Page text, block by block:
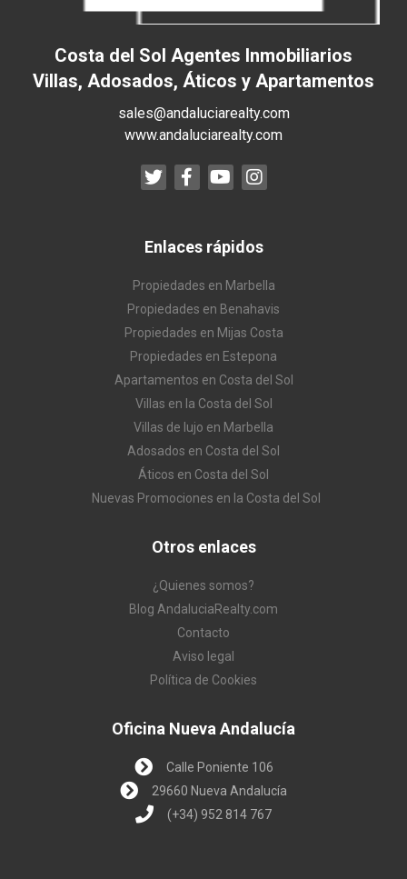
Costa del Sol Agentes Inmobiliarios
Villas, Adosados, Áticos y Apartamentos
sales@andaluciarealty.com
www.andaluciarealty.com
Enlaces rápidos
Propiedades en Marbella
Propiedades en Benahavis
Propiedades en Mijas Costa
Propiedades en Estepona
Apartamentos en Costa del Sol
Villas en la Costa del Sol
Villas de lujo en Marbella
Adosados en Costa del Sol
Áticos en Costa del Sol
Nuevas Promociones en la Costa del Sol
Otros enlaces
¿Quienes somos?
Blog AndaluciaRealty.com
Contacto
Aviso legal
Política de Cookies
Oficina Nueva Andalucía
Calle Poniente 106
29660 Nueva Andalucía
(+34) 952 814 767